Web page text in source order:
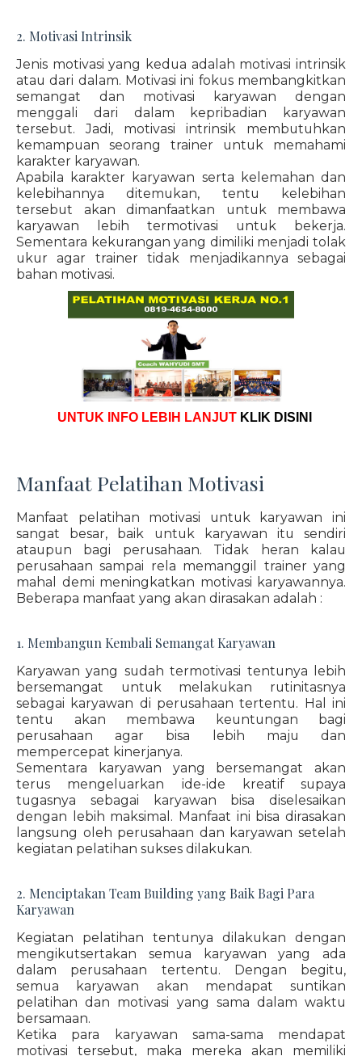
2. Motivasi Intrinsik
Jenis motivasi yang kedua adalah motivasi intrinsik
atau dari dalam. Motivasi ini fokus membangkitkan
semangat dan motivasi karyawan dengan
menggali dari dalam kepribadian karyawan
tersebut. Jadi, motivasi intrinsik membutuhkan
kemampuan seorang trainer untuk memahami
karakter karyawan.
Apabila karakter karyawan serta kelemahan dan
kelebihannya ditemukan, tentu kelebihan
tersebut akan dimanfaatkan untuk membawa
karyawan lebih termotivasi untuk bekerja.
Sementara kekurangan yang dimiliki menjadi tolak
ukur agar trainer tidak menjadikannya sebagai
bahan motivasi.
UNTUK INFO LEBIH LANJUT KLIK DISINI
Manfaat Pelatihan Motivasi
Manfaat pelatihan motivasi untuk karyawan ini
sangat besar, baik untuk karyawan itu sendiri
ataupun bagi perusahaan. Tidak heran kalau
perusahaan sampai rela memanggil trainer yang
mahal demi meningkatkan motivasi karyawannya.
Beberapa manfaat yang akan dirasakan adalah :
1. Membangun Kembali Semangat Karyawan
Karyawan yang sudah termotivasi tentunya lebih
bersemangat untuk melakukan rutinitasnya
sebagai karyawan di perusahaan tertentu. Hal ini
tentu akan membawa keuntungan bagi
perusahaan agar bisa lebih maju dan
mempercepat kinerjanya.
Sementara karyawan yang bersemangat akan
terus mengeluarkan ide-ide kreatif supaya
tugasnya sebagai karyawan bisa diselesaikan
dengan lebih maksimal. Manfaat ini bisa dirasakan
langsung oleh perusahaan dan karyawan setelah
kegiatan pelatihan sukses dilakukan.
2. Menciptakan Team Building yang Baik Bagi Para
Karyawan
Kegiatan pelatihan tentunya dilakukan dengan
mengikutsertakan semua karyawan yang ada
dalam perusahaan tertentu. Dengan begitu,
semua karyawan akan mendapat suntikan
pelatihan dan motivasi yang sama dalam waktu
bersamaan.
Ketika para karyawan sama-sama mendapat
motivasi tersebut, maka mereka akan memiliki